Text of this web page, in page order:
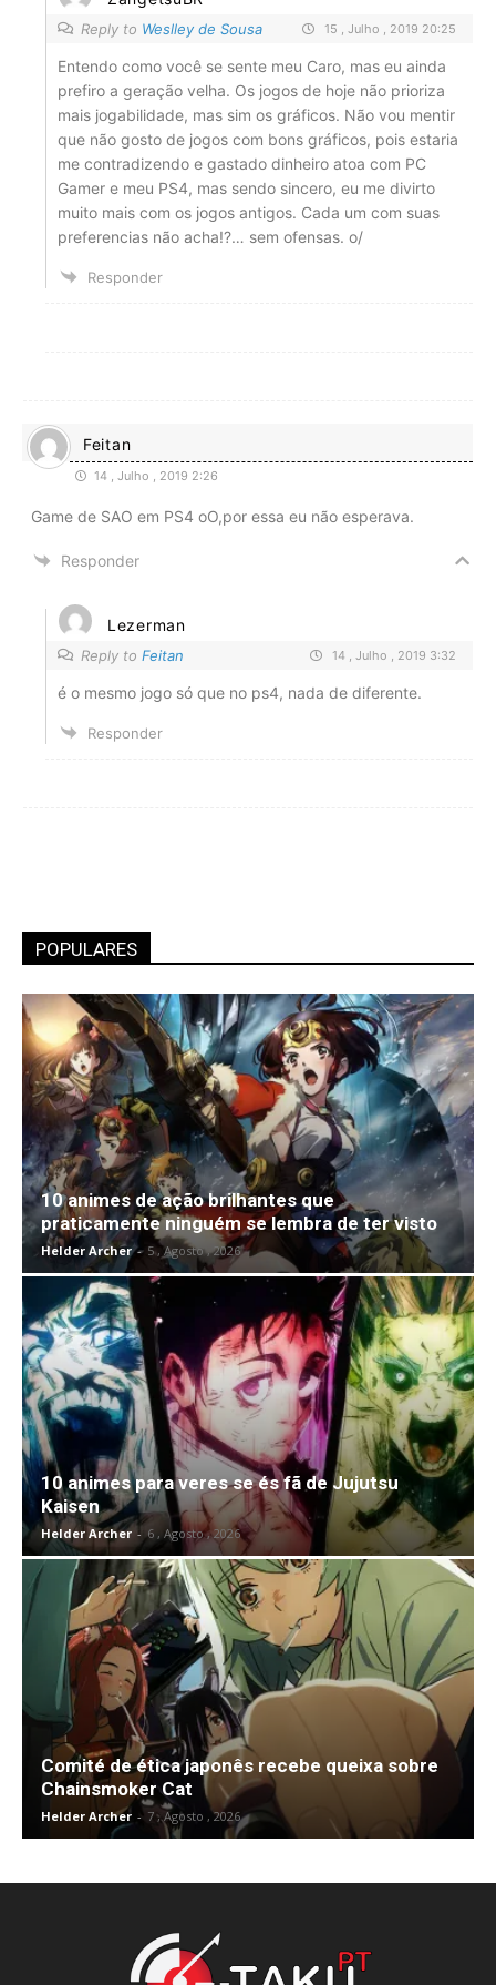
Reply to Weslley de Sousa 15 , Julho , 2019 20:25
Entendo como você se sente meu Caro, mas eu ainda
prefiro a geração velha. Os jogos de hoje não prioriza
mais jogabilidade, mas sim os gráficos. Não vou mentir
que não gosto de jogos com bons gráficos, pois estaria
me contradizendo e gastado dinheiro atoa com PC
Gamer e meu PS4, mas sendo sincero, eu me divirto
muito mais com os jogos antigos. Cada um com suas
preferencias não acha!?… sem ofensas. o/
Responder
Feitan
14 , Julho , 2019 2:26
Game de SAO em PS4 oO,por essa eu não esperava.
Responder
Lezerman
Reply to Feitan 14 , Julho , 2019 3:32
é o mesmo jogo só que no ps4, nada de diferente.
Responder
POPULARES
10 animes de ação brilhantes que
praticamente ninguém se lembra de ter visto
Helder Archer - 5 , Agosto , 2026
10 animes para veres se és fã de Jujutsu
Kaisen
Helder Archer - 6 , Agosto , 2026
Comité de ética japonês recebe queixa sobre
Chainsmoker Cat
Helder Archer - 7 , Agosto , 2026